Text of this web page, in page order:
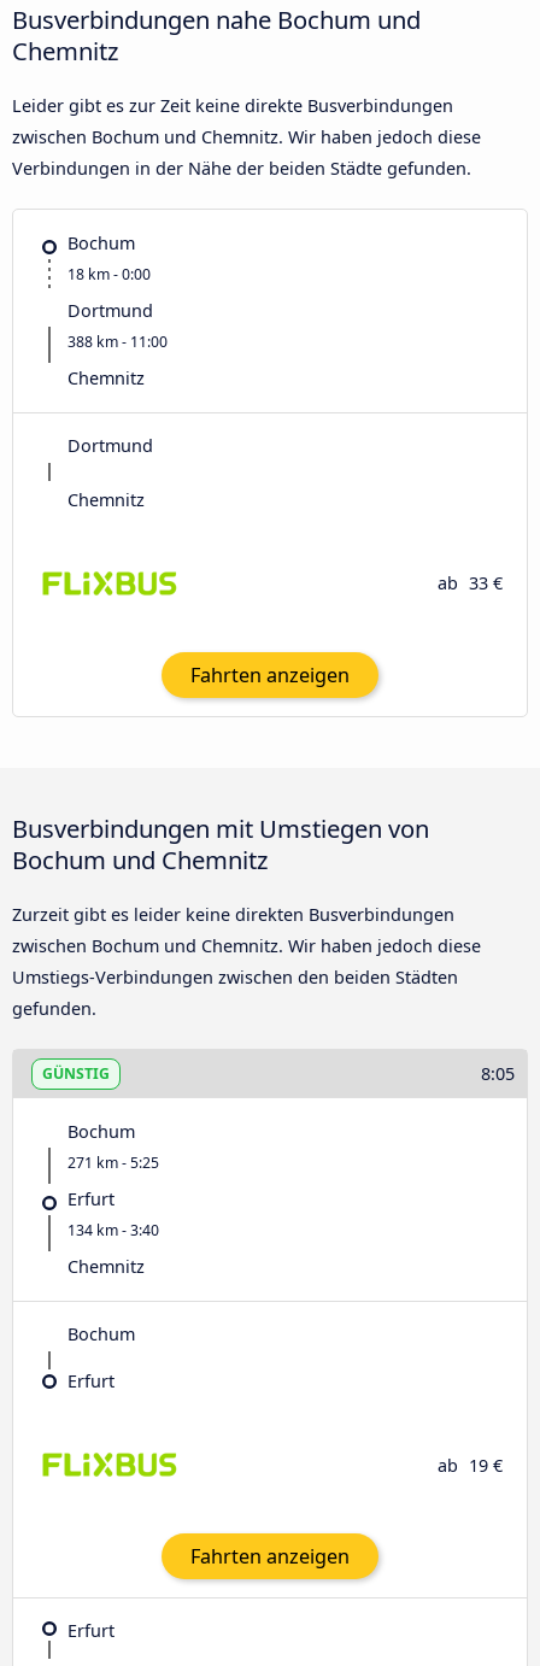
Busverbindungen nahe Bochum und
Chemnitz
Leider gibt es zur Zeit keine direkte Busverbindungen
zwischen Bochum und Chemnitz. Wir haben jedoch diese
Verbindungen in der Nähe der beiden Städte gefunden.
Bochum
18 km - 0:00
Dortmund
388 km - 11:00
Chemnitz
Dortmund
Chemnitz
ab 33 €
Fahrten anzeigen
Busverbindungen mit Umstiegen von
Bochum und Chemnitz
Zurzeit gibt es leider keine direkten Busverbindungen
zwischen Bochum und Chemnitz. Wir haben jedoch diese
Umstiegs-Verbindungen zwischen den beiden Städten
gefunden.
GÜNSTIG 8:05
Bochum
271 km - 5:25
Erfurt
134 km - 3:40
Chemnitz
Bochum
Erfurt
ab 19 €
Fahrten anzeigen
Erfurt